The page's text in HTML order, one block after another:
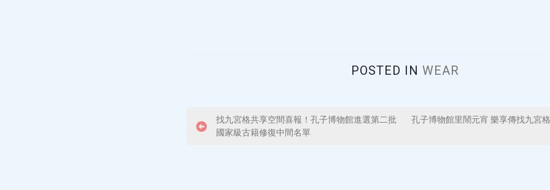
POSTED IN WEAR
P
找九宮格共享空間喜報！孔子博物館進選第二批
國家級古籍修復中間名單
孔子博物館里鬧元宵 樂享傳找九宮